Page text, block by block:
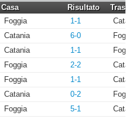
Casa Risultato
Foggia 1-1
Catania 6-0
Catania 1-1
Foggia 2-2
Foggia 1-1
Catania 0-2
Foggia 5-1